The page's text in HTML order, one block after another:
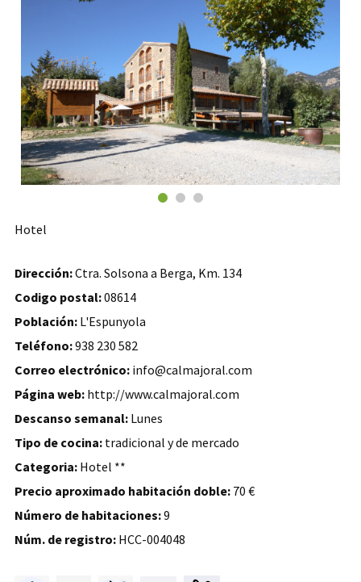
Hotel
Dirección:Ctra. Solsona a Berga, Km. 134
Codigo postal:08614
Población: L'Espunyola
Teléfono:938 230 582
Correo electrónico: info@calmajoral.com
Página web: http://www.calmajoral.com
Descanso semanal: Lunes
Tipo de cocina: tradicional y de mercado
Categoria: Hotel **
Precio aproximado habitación doble: 70 €
Número de habitaciones:9
Núm. de registro: HCC-004048